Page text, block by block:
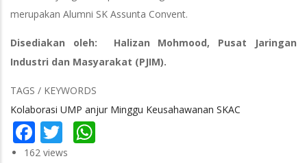
merupakan Alumni SK Assunta Convent.
Disediakan oleh: Halizan Mohmood, Pusat Jaringan
Industri dan Masyarakat (PJIM).
TAGS / KEYWORDS
Kolaborasi UMP anjur Minggu Keusahawanan SKAC
Facebook
Twitter
162 views